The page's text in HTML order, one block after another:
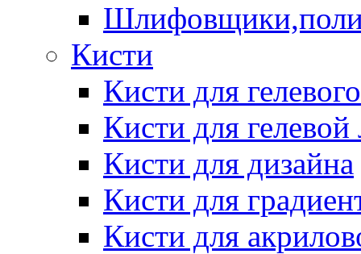
Кисти
Кисти для
Кисти для гелевой
Кисти для дизайна
Кисти для
Кисти для